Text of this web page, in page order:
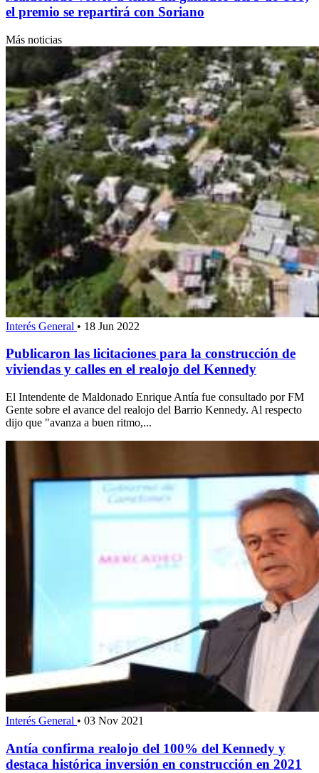
el premio se repartirá con Soriano
Más noticias
Interés General • 18 Jun 2022
Publicaron las licitaciones para la construcción de
viviendas y calles en el realojo del Kennedy
El Intendente de Maldonado Enrique Antía fue consultado por FM
Gente sobre el avance del realojo del Barrio Kennedy. Al respecto
dijo que "avanza a buen ritmo,...
Interés General • 03 Nov 2021
Antía confirma realojo del 100% del Kennedy y
destaca histórica inversión en construcción en 2021